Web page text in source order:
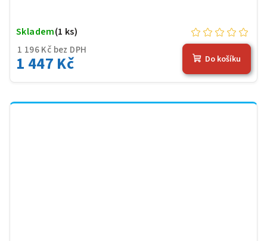
1 196 Kč bez DPH
1 447 Kč
Skladem(1 ks)
Do košíku